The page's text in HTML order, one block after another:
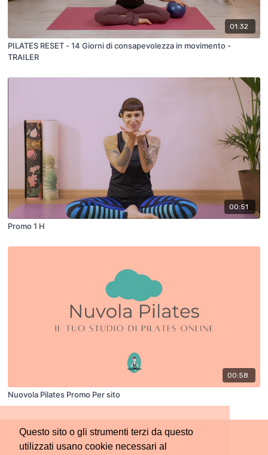
Questo sito o gli strumenti terzi da questo
utilizzati usano cookie necessari al
01:32
PILATES RESET - 14 Giorni di consapevolezza in movimento -
TRAILER
00:51
Promo 1 H
00:58
Nuovola Pilates Promo Per sito